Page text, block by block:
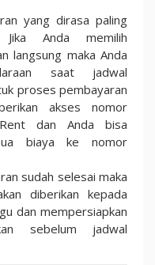
yang dirasa paling
Anda memilih
langsung maka Anda
saat jadwal
proses pembayaran
akses nomor
dan Anda bisa
biaya ke nomor
sudah selesai maka
diberikan kepada
dan mempersiapkan
sebelum jadwal